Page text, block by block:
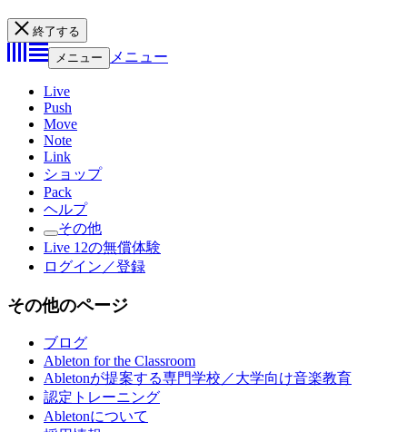
終了する
メニュー
メニュー
Live
Push
Move
Note
Link
ショップ
Pack
ヘルプ
その他
Live 12の無償体験
ログイン／登録
その他のページ
ブログ
Ableton for the Classroom
Abletonが提案する専門学校／大学向け音楽教育
認定トレーニング
Abletonについて